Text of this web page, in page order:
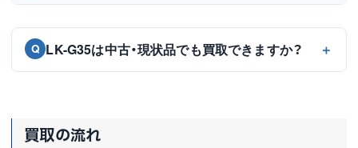
Q LK-G35は中古・現状品でも買取できますか？
買取の流れ